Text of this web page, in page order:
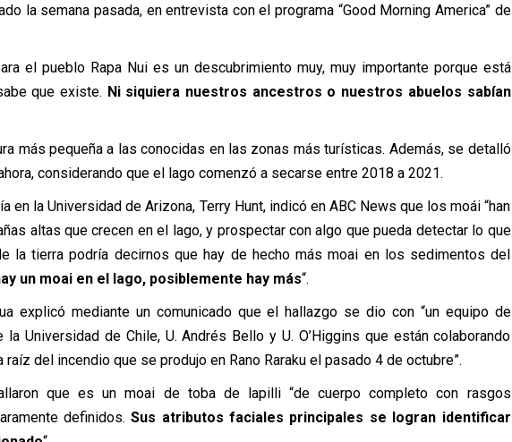
la semana pasada, en entrevista con el programa “Good Morning America” de
el pueblo Rapa Nui es un descubrimiento muy, muy importante porque está
que existe. Ni siquiera nuestros ancestros o nuestros abuelos sabían
más pequeña a las conocidas en las zonas más turísticas. Además, se detalló
considerando que el lago comenzó a secarse entre 2018 a 2021.
en la Universidad de Arizona, Terry Hunt, indicó en ABC News que los moái “han
altas que crecen en el lago, y prospectar con algo que pueda detectar lo que
la tierra podría decirnos que hay de hecho más moai en los sedimentos del
un moai en el lago, posiblemente hay más“.
explicó mediante un comunicado que el hallazgo se dio con “un equipo de
Universidad de Chile, U. Andrés Bello y U. O’Higgins que están colaborando
raíz del incendio que se produjo en Rano Raraku el pasado 4 de octubre”.
que es un moai de toba de lapilli “de cuerpo completo con rasgos
definidos.Sus atributos faciales principales se logran identificar